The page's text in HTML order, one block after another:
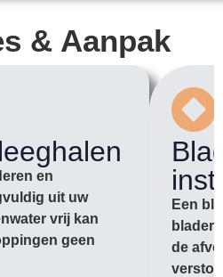
& Aanpak
en
uit uw
vrij kan
geen
Een
de